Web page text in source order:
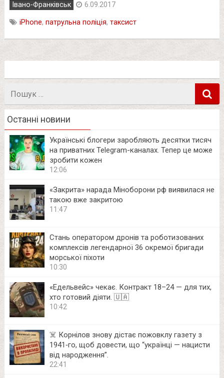
Івано-Франківськ 6.09.2017
iPhone, патрульна поліція, таксист
Останні новини
Українські блогери заробляють десятки тисяч
на приватних Telegram-каналах. Тепер це може
зробити кожен
12:06
«Закрита» нарада Міноборони рф виявилася не
такою вже закритою
11:47
Стань оператором дронів та роботизованих
комплексів легендарної 36 окремої бригади
морської піхоти
10:30
«Едельвейс» чекає. Контракт 18–24 — для тих,
хто готовий діяти. 🇺🇦
10:42
☠️ Корнілов знову дістає пожовклу газету з
1941‑го, щоб довести, що “українці — нацисти
від народження”.
22:41